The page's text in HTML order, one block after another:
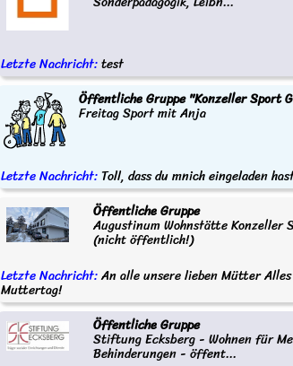
Letzte Nachricht:test
Öffentliche Gruppe "Konzeller Sport
Freitag Sport mit Anja
Letzte Nachricht: Toll, dass du mnich eingeladen
Öffentliche Gruppe
Augustinum Wohnstätte
(nicht öffentlich!)
Letzte Nachricht:An alle unsere lieben Mütter
Muttertag!
Öffentliche Gruppe
Stiftung Ecksberg - Wohnen für
Behinderungen - öffent...